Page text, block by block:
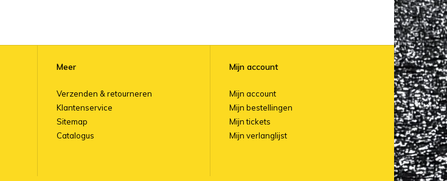
Meer
Verzenden & retourneren
Klantenservice
Sitemap
Catalogus
Mijn account
Mijn account
Mijn bestellingen
Mijn tickets
Mijn verlanglijst